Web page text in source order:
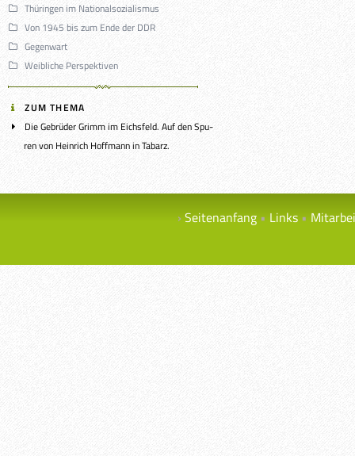
Thüringen im Nationalsozialismus
Von 1945 bis zum Ende der DDR
Gegenwart
Weibliche Perspektiven
ZUM THEMA
Die Gebrü­der Grimm im Eichsfeld. Auf den Spu­
ren von Hein­rich Hoff­mann in Tabarz.
Seitenanfang Links